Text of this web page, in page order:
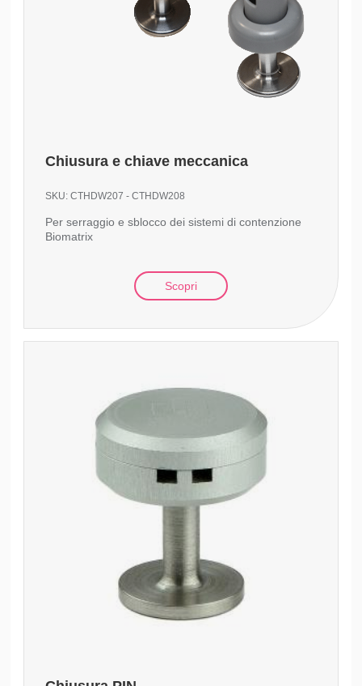
Chiusura e chiave meccanica
SKU:CTHDW207 - CTHDW208
Per serraggio e sblocco dei sistemi di contenzione
Biomatrix
Scopri